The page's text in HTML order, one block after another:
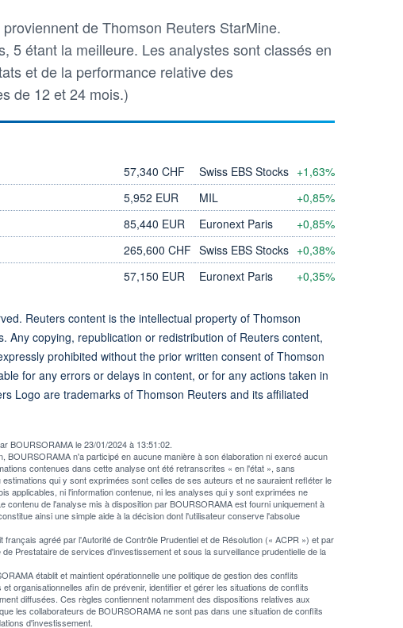
de Thomson Reuters StarMine.
5 étant la meilleure. Les analystes sont classés en
et de la performance relative des
de 12 et 24 mois.)
57,340 CHF Swiss EBS Stocks +1,63%
5,952 EUR MIL +0,85%
85,440 EUR Euronext Paris +0,85%
265,600 CHF Swiss EBS Stocks +0,38%
57,150 EUR Euronext Paris +0,35%
Reuters content is the intellectual property of Thomson
Any copying, republication or redistribution of Reuters content,
prohibited without the prior written consent of Thomson
for any errors or delays in content, or for any actions taken in
Logo are trademarks of Thomson Reuters and its affiliated
BOURSORAMA le 23/01/2024 à 13:51:02.
BOURSORAMA n'a participé en aucune manière à son élaboration ni exercé aucun
contenues dans cette analyse ont été retranscrites « en l'état », sans
qui y sont exprimées sont celles de ses auteurs et ne sauraient refléter le
applicables, ni l'information contenue, ni les analyses qui y sont exprimées ne
contenu de l'analyse mis à disposition par BOURSORAMA est fourni uniquement à
ainsi une simple aide à la décision dont l'utilisateur conserve l'absolue
agréé par l'Autorité de Contrôle Prudentiel et de Résolution (« ACPR ») et par
Prestataire de services d'investissement et sous la surveillance prudentielle de la
établit et maintient opérationnelle une politique de gestion des conflits
organisationnelles afin de prévenir, identifier et gérer les situations de conflits
diffusées. Ces règles contiennent notamment des dispositions relatives aux
les collaborateurs de BOURSORAMA ne sont pas dans une situation de conflits
d'investissement.